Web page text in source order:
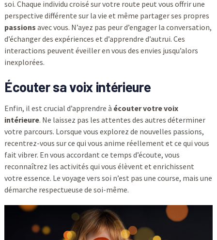
soi. Chaque individu croisé sur votre route peut vous offrir une
perspective différente sur la vie et même partager ses propres
passions avec vous. N’ayez pas peur d’engager la conversation,
d’échanger des expériences et d’apprendre d’autrui. Ces
interactions peuvent éveiller en vous des envies jusqu’alors
inexplorées.
Écouter sa voix intérieure
Enfin, il est crucial d’apprendre à écouter votre voix
intérieure. Ne laissez pas les attentes des autres déterminer
votre parcours. Lorsque vous explorez de nouvelles passions,
recentrez-vous sur ce qui vous anime réellement et ce qui vous
fait vibrer. En vous accordant ce temps d’écoute, vous
reconnaîtrez les activités qui vous élèvent et enrichissent
votre essence. Le voyage vers soi n’est pas une course, mais une
démarche respectueuse de soi-même.